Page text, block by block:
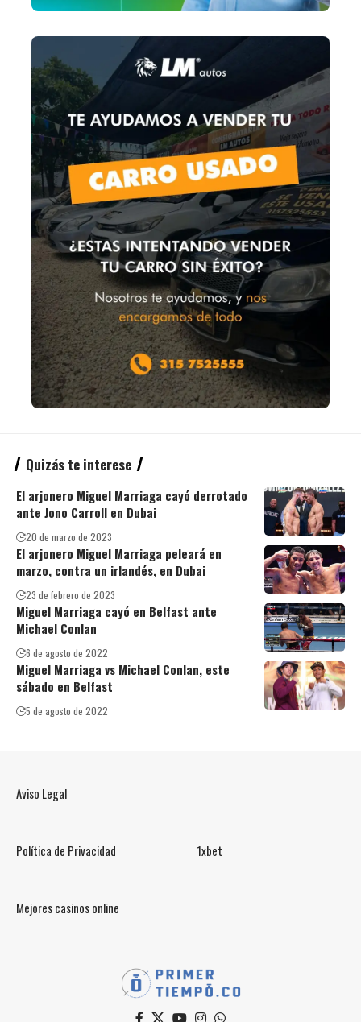
Quizás te interese
El arjonero Miguel Marriaga cayó derrotado
ante Jono Carroll en Dubai
20 de marzo de 2023
El arjonero Miguel Marriaga peleará en
marzo, contra un irlandés, en Dubai
23 de febrero de 2023
Miguel Marriaga cayó en Belfast ante
Michael Conlan
6 de agosto de 2022
Miguel Marriaga vs Michael Conlan, este
sábado en Belfast
5 de agosto de 2022
Aviso Legal
Política de Privacidad 1xbet
Mejores casinos online